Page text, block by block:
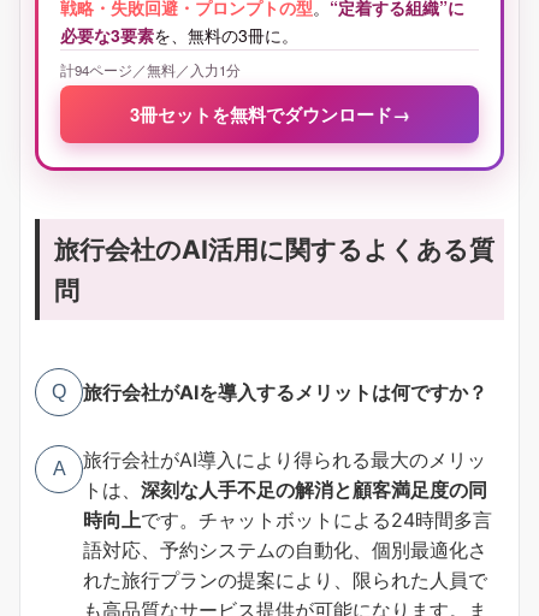
戦略・失敗回避・プロンプトの型。 “定着する組織”に
必要な3要素を、無料の3冊に。
計94ページ／無料／入力1分
3冊セットを無料でダウンロード →
旅行会社のAI活用に関するよくある質
問
Q 旅行会社がAIを導入するメリットは何ですか？
A
旅行会社がAI導入により得られる最大のメリッ
トは、 深刻な人手不足の解消と顧客満足度の同
時向上です。チャットボットによる24時間多言
語対応、予約システムの自動化、個別最適化さ
れた旅行プランの提案により、限られた人員で
も高品質なサービス提供が可能になります。ま